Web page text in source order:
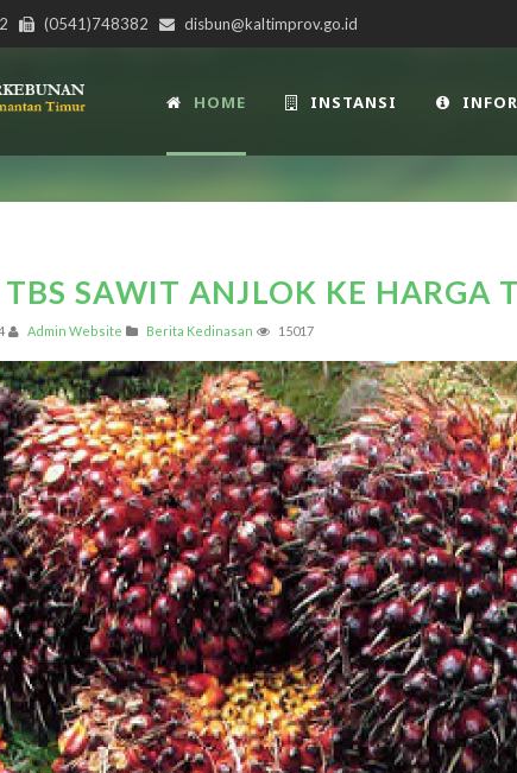
(0541)748382 disbun@kaltimprov.go.id
HOME INSTANSI
SAWIT ANJLOK KE HARGA
Admin Website Berita Kedinasan 15017